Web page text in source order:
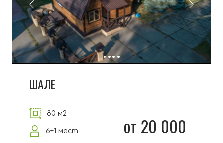
ЗАБРОНИРОВАТЬ
ПОДРОБНЕЕ